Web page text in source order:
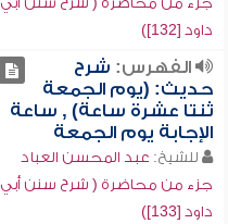
داود [132])
الفهرس: شرح
حديث: (يوم الجمعة
ثنتا عشرة ساعة) , ساعة
الإجابة يوم الجمعة
للشيخ: عبد المحسن العباد
جزء من محاضرة ( شرح سنن أبي
داود [133])